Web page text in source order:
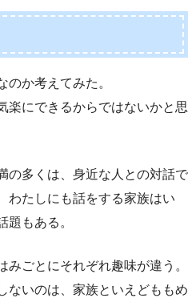
のか考えてみた。
楽にできるからではないかと思
の多くは、身近な人との対話で
わたしにも話をする家族はい
題もある。
ごとにそれぞれ趣味が違う。
ないのは、家族といえどももめ